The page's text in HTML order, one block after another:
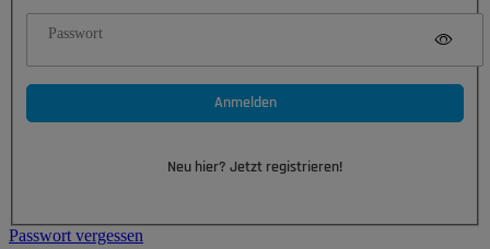
Passwort
Anmelden
Neu hier? Jetzt registrieren!
Passwort vergessen